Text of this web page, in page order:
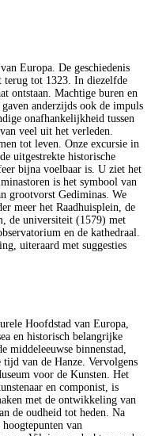
Europa. De geschiedenis
terug tot 1323. In diezelfde
ontstaan. Machtige buren en
anderzijds ook de impuls
onafhankelijkheid tussen
veel uit het verleden.
tot leven. Onze excursie in
uitgestrekte historische
bijna voelbaar is. U ziet het
is het symbool van
grootvorst Gediminas. We
meer het Raadhuisplein, de
de universiteit (1579) met
en de kathedraal.
uiteraard met suggesties
Hoofdstad van Europa,
en historisch belangrijke
middeleeuwse binnenstad,
van de Hanze. Vervolgens
voor de Kunsten. Het
en componist, is
met de ontwikkeling van
de oudheid tot heden. Na
van